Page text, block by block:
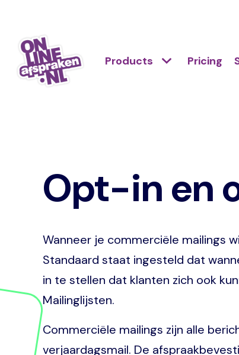
main
content
links
Hoofdnavigatie
Primair
Products Pricing
Opt-in en
Wanneer je commerciële mailings
Standaard staat ingesteld dat
in te stellen dat klanten zich ook
Mailinglijsten.
Commerciële mailings zijn alle
verjaardagsmail. De